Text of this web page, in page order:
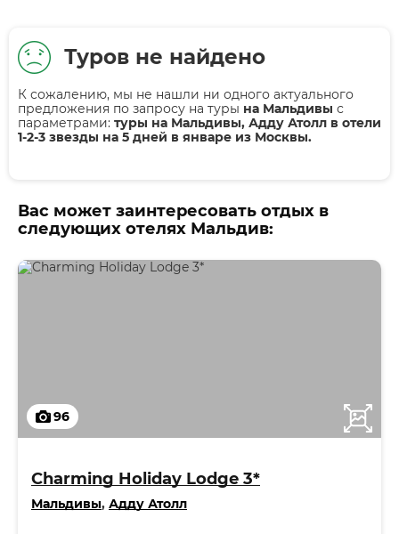
Туров не найдено
К сожалению, мы не нашли ни одного актуального
предложения по запросу на туры на Мальдивы с
параметрами: туры на Мальдивы, Адду Атолл в отели
1-2-3 звезды на 5 дней в январе из Москвы.
Вас может заинтересовать отдых в
следующих отелях Мальдив:
96
Charming Holiday Lodge 3*
Мальдивы, Адду Атолл